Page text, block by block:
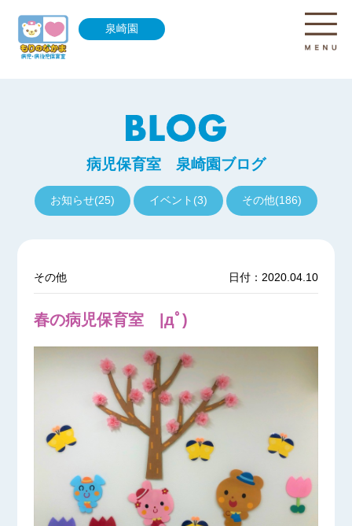
泉崎園
病児保育室 泉崎園ブログ
お知らせ(25) イベント(3) その他(186)
その他 日付：2020.04.10
春の病児保育室 |дﾟ)